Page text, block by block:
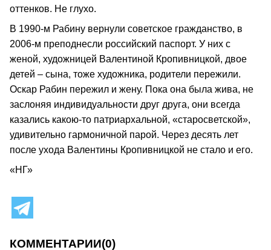
оттенков. Не глухо.
В 1990-м Рабину вернули советское гражданство, в
2006-м преподнесли российский паспорт. У них с
женой, художницей Валентиной Кропивницкой, двое
детей – сына, тоже художника, родители пережили.
Оскар Рабин пережил и жену. Пока она была жива, не
заслоняя индивидуальности друг друга, они всегда
казались какою-то патриархальной, «старосветской»,
удивительно гармоничной парой. Через десять лет
после ухода Валентины Кропивницкой не стало и его.
«НГ»
КОММЕНТАРИИ(0)